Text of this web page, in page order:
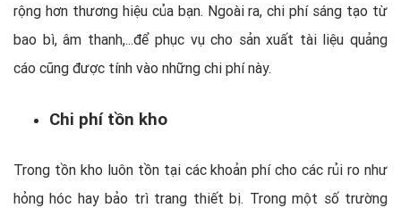
rộng hơn thương hiệu của bạn. Ngoài ra, chi phí sáng tạo từ
bao bì, âm thanh,...để phục vụ cho sản xuất tài liệu quảng
cáo cũng được tính vào những chi phí này.
Chi phí tồn kho
Trong tồn kho luôn tồn tại các khoản phí cho các rủi ro như
hỏng hóc hay bảo trì trang thiết bị. Trong một số trường